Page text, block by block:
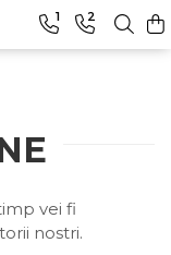
1 2
vei fi
nostri.